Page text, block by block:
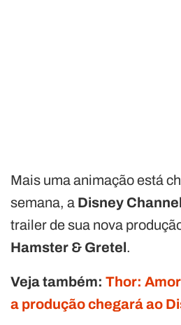
Mais uma animação está
semana, a Disney Channel
trailer de sua nova
Hamster & Gretel.
Veja também: Thor:
a produção chegará ao